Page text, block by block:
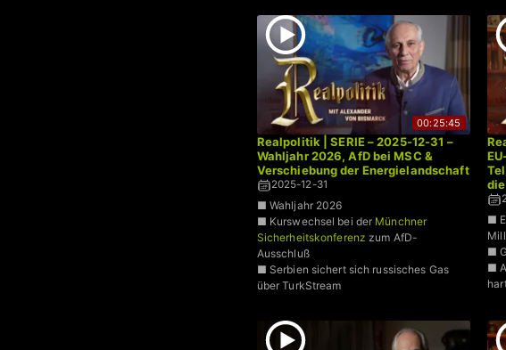
00:25:45
Realpolitik | SERIE – 2025-12-31 –
Wahljahr 2026, AfD bei MSC &
Verschiebung der Energielandschaft
2025-12-31
■ Wahljahr 2026
■ Kurswechsel bei der Münchner
Sicherheitskonferenz zum AfD-
Ausschluß
■ Serbien sichert sich russisches Gas
über TurkStream
■
■
■